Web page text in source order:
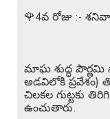
🌹4వ రోజు :-
మాఘ శుద్ధ పౌర్ణమి
అడవిలోకి ప్రవేశం)
చిలకల గుట్టకు
ఉంచుతారు.